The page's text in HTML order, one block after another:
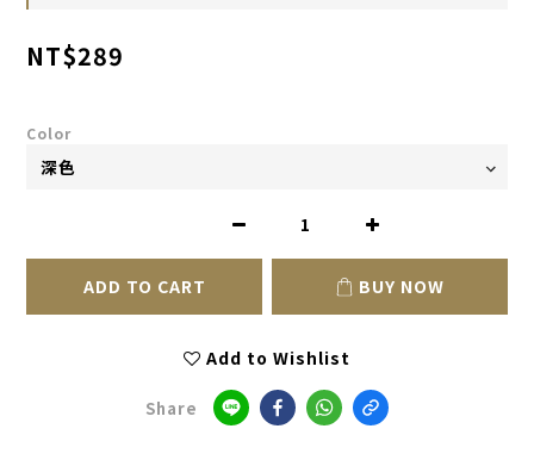
NT$289
Color
ADD TO CART BUY NOW
Add to Wishlist
Share